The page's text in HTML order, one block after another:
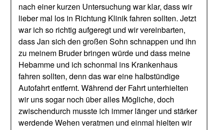
nach einer kurzen Untersuchung war klar, dass wir
lieber mal los in Richtung Klinik fahren sollten. Jetzt
war ich so richtig aufgeregt und wir vereinbarten,
dass Jan sich den großen Sohn schnappen und ihn
zu meinem Bruder bringen würde und dass meine
Hebamme und ich schonmal ins Krankenhaus
fahren sollten, denn das war eine halbstündige
Autofahrt entfernt. Während der Fahrt unterhielten
wir uns sogar noch über alles Mögliche, doch
zwischendurch musste ich immer länger und stärker
werdende Wehen veratmen und einmal hielten wir